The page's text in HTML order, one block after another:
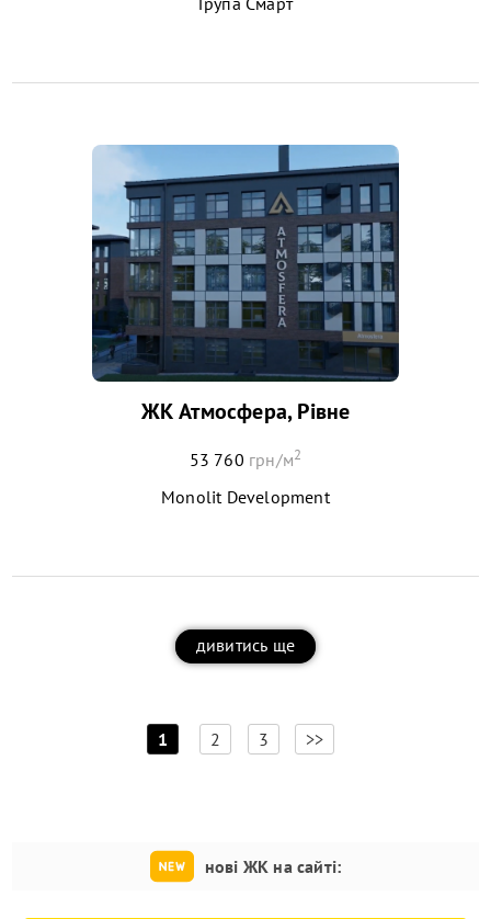
ЖК Атмосфера, Рівне
53 760 грн/м2
Monolit Development
дивитись ще
1
]
2 3 >>
нові ЖК на сайті: